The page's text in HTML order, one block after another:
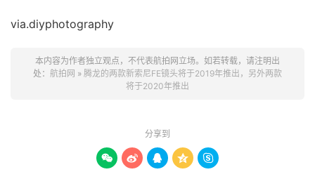
via.diyphotography
本内容为作者独立观点，不代表航拍网立场。如若转载，请注明出
处： 航拍网 » 腾龙的两款新索尼FE镜头将于2019年推出，另外两款
将于2020年推出
分享到
    